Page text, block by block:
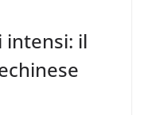
intensi: il